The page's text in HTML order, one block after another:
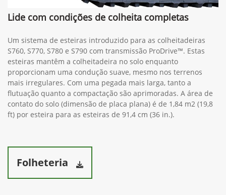
Lide com condições de colheita completas
Um sistema de esteiras introduzido para as colheitadeiras
S760, S770, S780 e S790 com transmissão ProDrive™. Estas
esteiras mantêm a colheitadeira no solo enquanto
proporcionam uma condução suave, mesmo nos terrenos
mais irregulares. Com uma pegada mais larga, tanto a
flutuação quanto a compactação são aprimoradas. A área de
contato do solo (dimensão de placa plana) é de 1,84 m2 (19,8
ft) por esteira para as esteiras de 91,4 cm (36 in.).
Folheteria